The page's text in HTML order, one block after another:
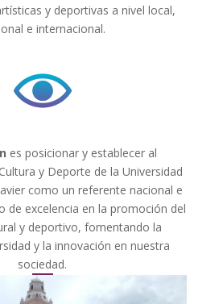
y deportivas a nivel local,
e internacional.
es posicionar y establecer al
y Deporte de la Universidad
como un referente nacional e
de excelencia en la promoción del
y deportivo, fomentando la
y la innovación en nuestra
sociedad.